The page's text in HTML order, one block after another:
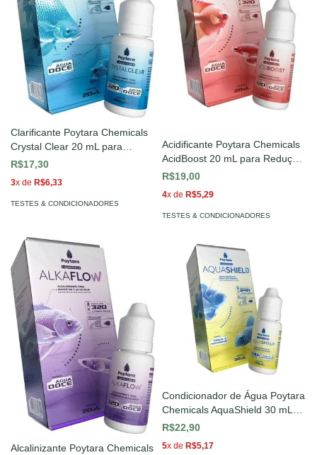
Clarificante Poytara Chemicals
Crystal Clear 20 mL para
Aquários de Água Doce
R$17,30
3x de R$6,33
TESTES & CONDICIONADORES
Acidificante Poytara Chemicals
AcidBoost 20 mL para Redução
de pH em Aquários de Água
R$19,00
4x de R$5,29
TESTES & CONDICIONADORES
Alcalinizante Poytara Chemicals
Condicionador de Água Poytara
Chemicals AquaShield 30 mL
para Aquários Doces e
R$22,90
5x de R$5,17